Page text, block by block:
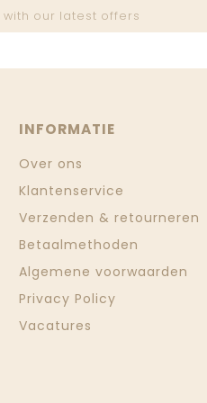
our latest offers
INFORMATIE
Over ons
Klantenservice
Verzenden & retourneren
Betaalmethoden
Algemene voorwaarden
Privacy Policy
Vacatures